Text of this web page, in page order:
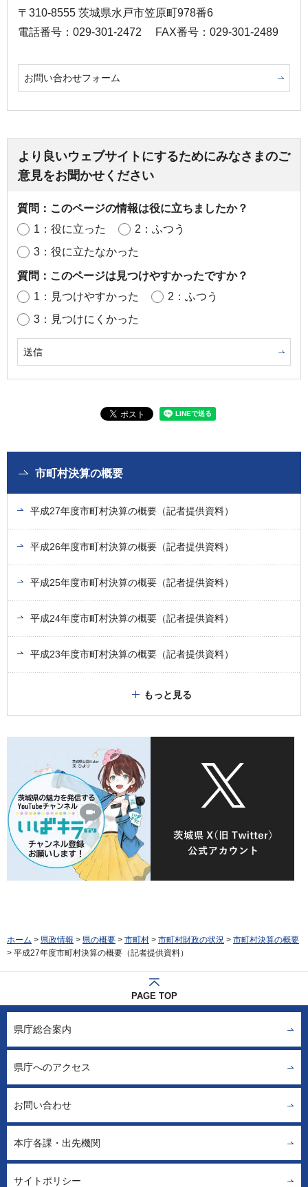
〒310-8555 茨城県水戸市笠原町978番6
電話番号：029-301-2472
FAX番号：029-301-2489
お問い合わせフォーム
より良いウェブサイトにするためにみなさまのご
意見をお聞かせください
質問：このページの情報は役に立ちましたか？
1：役に立った
2：ふつう
3：役に立たなかった
質問：このページは見つけやすかったですか？
1：見つけやすかった
2：ふつう
3：見つけにくかった
市町村決算の概要
平成27年度市町村決算の概要（記者提供資料）
平成26年度市町村決算の概要（記者提供資料）
平成25年度市町村決算の概要（記者提供資料）
平成24年度市町村決算の概要（記者提供資料）
平成23年度市町村決算の概要（記者提供資料）
もっと見る
ホーム > 県政情報 > 県の概要 > 市町村 > 市町村財政の状況 > 市町村決算の概要
> 平成27年度市町村決算の概要（記者提供資料）
PAGE TOP
県庁総合案内
県庁へのアクセス
お問い合わせ
本庁各課・出先機関
サイトポリシー